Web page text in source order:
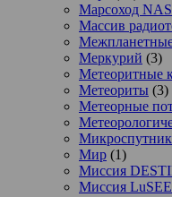
Марсоход
Массив
Меркурий (3)
Метеоритные
Метеориты (3)
Метеорные
Мир (1)
Миссия
Миссия LuSEE